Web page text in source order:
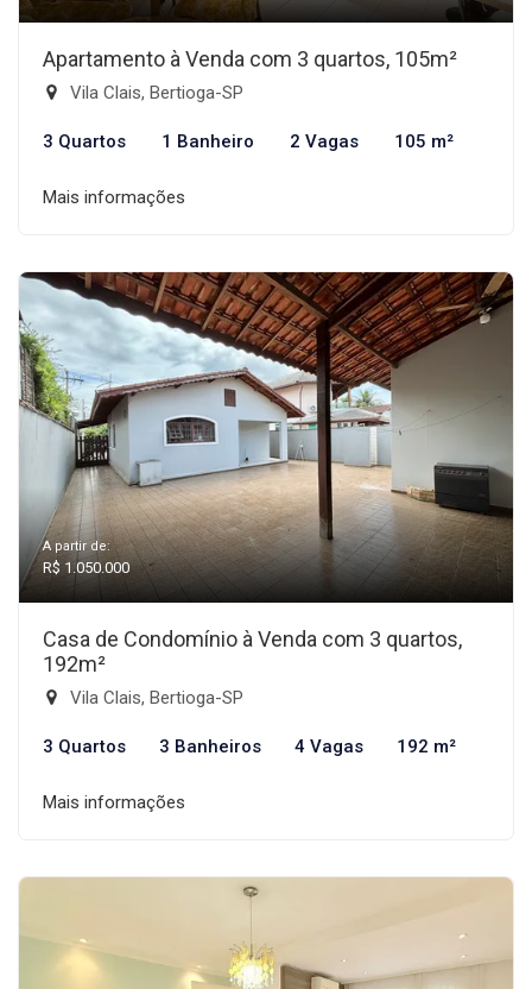
Apartamento à Venda com 3 quartos, 105m²
Vila Clais, Bertioga-SP
3 Quartos 1 Banheiro 2 Vagas 105 m²
Mais informações
A partir de:
R$ 1.050.000
Casa de Condomínio à Venda com 3 quartos,
192m²
Vila Clais, Bertioga-SP
3 Quartos 3 Banheiros 4 Vagas 192 m²
Mais informações